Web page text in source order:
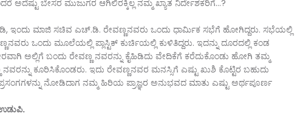
ಬೇಸರ ಮುಜುಗರ ಆಗಿಲಿರಕ್ಕಿಲ್ಲ ನಮ್ಮ ಖ್ಯಾತ ನಿರ್ದೇಶಕರಿಗೆ...?
ಇಂದು ಮಾಜಿ ಸಚಿವ ಎಚ್.ಡಿ. ರೇವಣ್ಣನವರು ಒಂದು ಧಾರ್ಮಿಕ ಸಭೆಗೆ ಹೇೂಗಿದ್ದರು. ಸಭೆಯಲ್ಲಿ
ಒಂದು ಮೂಲೆಯಲ್ಲಿ ಪ್ಲಾಸ್ಟಿಕ್ ಕುರ್ಚಿಯಲ್ಲಿ ಕುಳಿತಿದ್ದರು. ಇದನ್ನು ದೂರದಲ್ಲಿ ಕಂಡ
ಅಲ್ಲಿಗೆ ಬಂದು ರೇವಣ್ಣ ನವರನ್ನು ಕೈಹಿಡಿದು ವೇದಿಕೆಗೆ ಕರೆದುಕೊಂಡು ಹೇೂಗಿ ತಮ್ಮ
ಕೂರಿಸಿಕೊಂಡರು. ಇದು ರೇವಣ್ಣನವರ ಮನಸ್ಸಿಗೆ ಎಷ್ಟು ಖುಶಿ ಕೊಟ್ಟಿರ ಬಹುದು
ನೇೂಡಿದಾಗ ನಮ್ಮ ಹಿರಿಯ ಪ್ರಾಜ್ಞರ ಅನುಭವದ ಮಾತು ಎಷ್ಟು ಅರ್ಥಪೂರ್ಣ
ಉಡುಪಿ.